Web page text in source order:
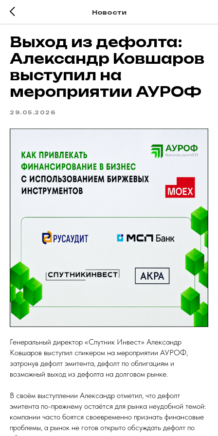
Новости
Выход из дефолта:
Александр Ковшаров
выступил на
мероприятии АУРОФ
29.05.2026
Генеральный директор «Спутник Инвест» Александр
Ковшаров выступил спикером на мероприятии АУРОФ,
затронув дефолт эмитента, дефолт по облигациям и
возможный выход из дефолта на долговом рынке.
В своём выступлении Александр отметил, что дефолт
эмитента по-прежнему остаётся для рынка неудобной темой:
компании часто боятся своевременно признать финансовые
проблемы, а рынок не готов открыто обсуждать дефолт по